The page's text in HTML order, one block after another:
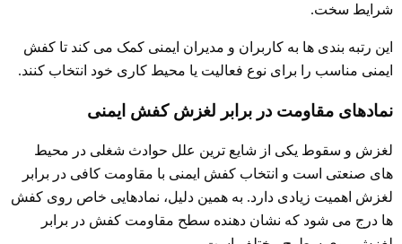
شرایط سخت.
این رتبه بندی ها به کاربران و مدیران ایمنی کمک می کند تا کفش
ایمنی مناسب را برای نوع فعالیت یا محیط کاری خود انتخاب کنند.
نمادهای مقاومت در برابر لغزش کفش ایمنی
لغزش و سقوط یکی از شایع ترین علل حوادث شغلی در محیط
های صنعتی است و انتخاب کفش ایمنی با مقاومت کافی در برابر
لغزش اهمیت زیادی دارد. به همین دلیل، نمادهایی خاص روی کفش
ها درج می شود که نشان دهنده سطح مقاومت کفش در برابر